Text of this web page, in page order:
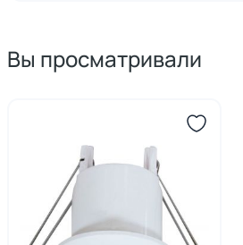
Вы просматривали